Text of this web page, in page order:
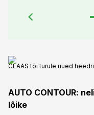
CLAAS tõi turule uued
AUTO CONTOUR:
lõike